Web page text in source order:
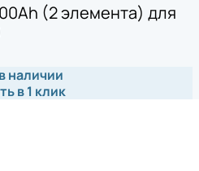
(2 элемента) для
наличии
в 1 клик